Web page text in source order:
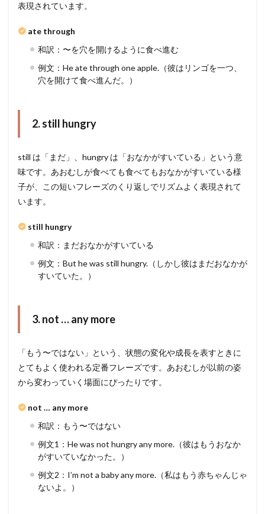
表現されています。
ate through
和訳：〜を穴を開けるように食べ進む
例文：He ate through one apple.（彼はリンゴを一つ、
穴を開けて食べ進んだ。）
2. still hungry
still は「まだ」、hungry は「おなかがすいている」という意
味です。あおむしが食べても食べてもおなかがすいている様
子が、この短いフレーズのくり返しでリズムよく表現されて
います。
still hungry
和訳：まだおなかがすいている
例文：But he was still hungry.（しかし彼はまだおなかが
すいていた。）
3. not … any more
「もう〜ではない」という、状態の変化や成長を表すときに
とてもよく使われる定番フレーズです。あおむしが以前の姿
から変わっていく場面にぴったりです。
not … any more
和訳：もう〜ではない
例文1：He was not hungry any more.（彼はもうおなか
がすいていなかった。）
例文2：I’m not a baby any more.（私はもう赤ちゃんじゃ
ないよ。）